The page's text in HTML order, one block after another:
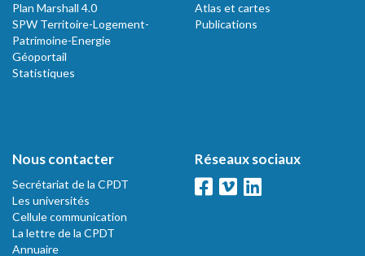
Plan Marshall 4.0
SPW Territoire-Logement-
Patrimoine-Energie
Géoportail
Statistiques
Atlas et cartes
Publications
Nous contacter
Secrétariat de la CPDT
Les universités
Cellule communication
La lettre de la CPDT
Annuaire
Réseaux sociaux